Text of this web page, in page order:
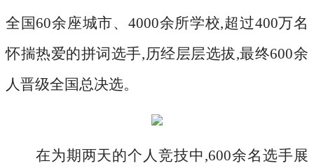
全国60余座城市、4000余所学校,超过400万名
怀揣热爱的拼词选手,历经层层选拔,最终600余
人晋级全国总决选。
在为期两天的个人竞技中,600余名选手展